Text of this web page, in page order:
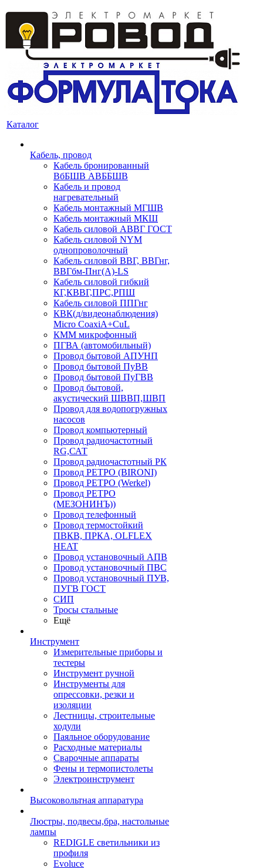
Каталог
Кабель, провод
Кабель бронированный
ВбБШВ АВББШВ
Кабель и провод
нагревательный
Кабель монтажный МГШВ
Кабель монтажный МКШ
Кабель силовой АВВГ ГОСТ
Кабель силовой NYM
однопроволочный
Кабель силовой ВВГ, ВВГнг,
ВВГбм-Пнг(А)-LS
Кабель силовой гибкий
КГ,КВВГ,ПРС,РПШ
Кабель силовой ППГнг
КВК(д/видеонаблюдения)
Micro CoaxiA+CuL
КММ микрофонный
ПГВА (автомобильный)
Провод бытовой АПУНП
Провод бытовой ПуВВ
Провод бытовой ПуГВВ
Провод бытовой,
акустический ШВВП,ШВП
Провод для водопогружных
насосов
Провод компьютерный
Провод радиочастотный
RG,САТ
Провод радиочастотный РК
Провод РЕТРО (BIRONI)
Провод РЕТРО (Werkel)
Провод РЕТРО
(МЕЗОНИНЪ))
Провод телефонный
Провод термостойкий
ПВКВ, ПРКА, OLFLEX
HEAT
Провод установочный АПВ
Провод установочный ПВС
Провод установочный ПУВ,
ПУГВ ГОСТ
СИП
Тросы стальные
Ещё
Инструмент
Измерительные приборы и
тестеры
Инструмент ручной
Инструменты для
опрессовки, резки и
изоляции
Лестницы, строительные
ходули
Паяльное оборудование
Расходные материалы
Сварочные аппараты
Фены и термопистолеты
Электроинструмент
Высоковольтная аппаратура
Люстры, подвесы,бра, настольные
лампы
REDIGLE светильники из
профиля
Evoluce